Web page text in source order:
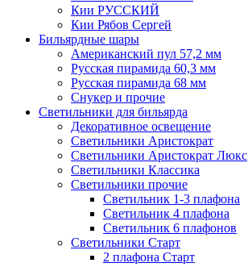
Кии РУССКИЙ
Кии Рябов Сергей
Бильярдные шары
Американский пул 57,2 мм
Русская пирамида 60,3 мм
Русская пирамида 68 мм
Снукер и прочие
Светильники для бильярда
Декоративное освещение
Светильники Аристократ
Светильники Аристократ Люкс
Светильники Классика
Светильники прочие
Светильник 1-3 плафона
Светильник 4 плафона
Светильник 6 плафонов
Светильники Старт
2 плафона Старт